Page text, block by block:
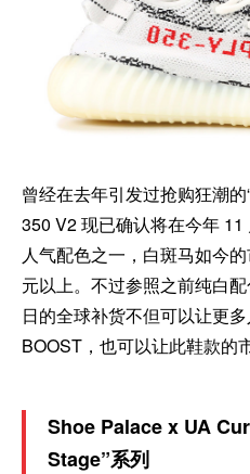
曾经在去年引发过抢购狂潮
350 V2 现已确认将在今年
人气配色之一，白斑马如今
元以上。不过参照之前纯白
日的全球补货不但可以让更
BOOST，也可以让此鞋款的
Shoe Palace x UA
Stage”系列